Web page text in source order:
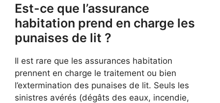
Est-ce que l’assurance
habitation prend en charge les
punaises de lit ?
Il est rare que les assurances habitation
prennent en charge le traitement ou bien
l’extermination des punaises de lit. Seuls les
sinistres avérés (dégâts des eaux, incendie,